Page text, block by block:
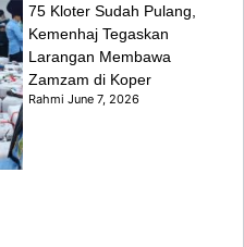
75 Kloter Sudah Pulang,
Kemenhaj Tegaskan
Larangan Membawa
Zamzam di Koper
RahmiJune 7, 2026